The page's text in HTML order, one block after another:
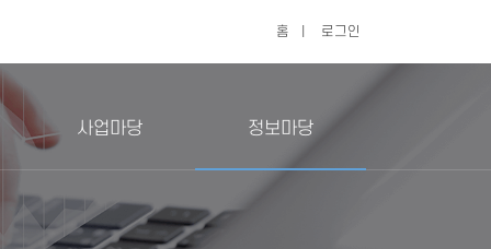
홈 로그인
사업마당 정보마당